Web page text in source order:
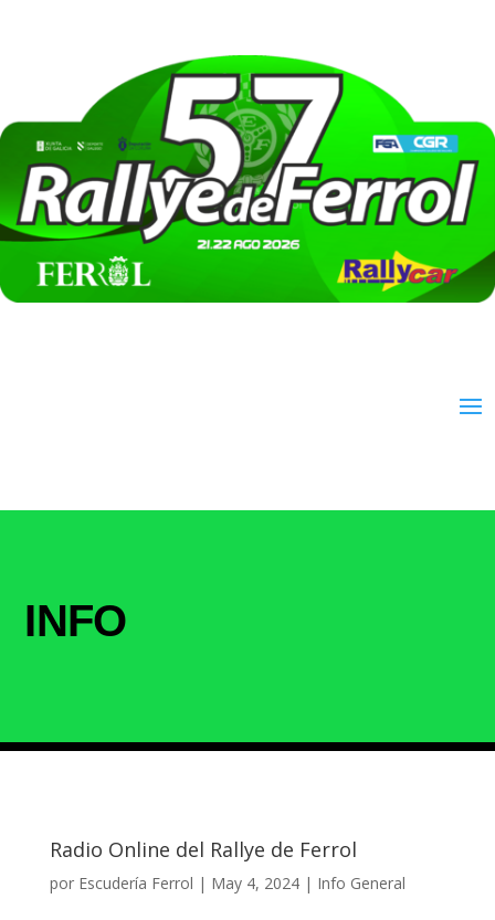
INFO
Radio Online del Rallye de Ferrol
por Escudería Ferrol | May 4, 2024| Info General